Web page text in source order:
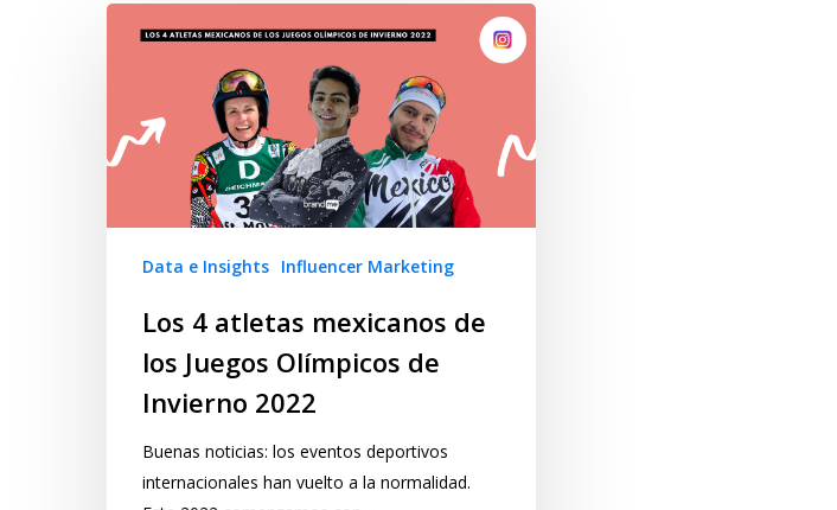
Data e Insights Influencer Marketing
Los 4 atletas mexicanos de
los Juegos Olímpicos de
Invierno 2022
Buenas noticias: los eventos deportivos
internacionales han vuelto a la normalidad.